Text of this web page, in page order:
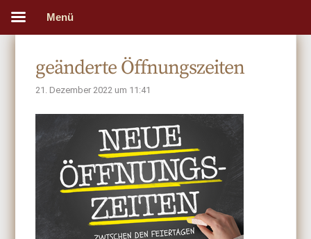
geänderte Öffnungszeiten
21. Dezember 2022 um 11:41
Menü